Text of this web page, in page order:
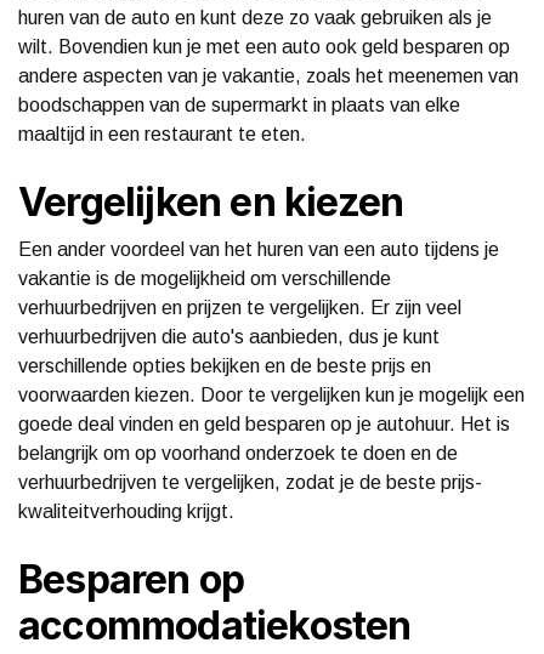
huren van de auto en kunt deze zo vaak gebruiken als je
wilt. Bovendien kun je met een auto ook geld besparen op
andere aspecten van je vakantie, zoals het meenemen van
boodschappen van de supermarkt in plaats van elke
maaltijd in een restaurant te eten.
Vergelijken en kiezen
Een ander voordeel van het huren van een auto tijdens je
vakantie is de mogelijkheid om verschillende
verhuurbedrijven en prijzen te vergelijken. Er zijn veel
verhuurbedrijven die auto's aanbieden, dus je kunt
verschillende opties bekijken en de beste prijs en
voorwaarden kiezen. Door te vergelijken kun je mogelijk een
goede deal vinden en geld besparen op je autohuur. Het is
belangrijk om op voorhand onderzoek te doen en de
verhuurbedrijven te vergelijken, zodat je de beste prijs-
kwaliteitverhouding krijgt.
Besparen op
accommodatiekosten